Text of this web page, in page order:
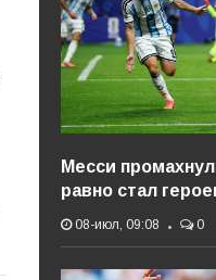
Месси
равно стал
08-июл, 09:08 0